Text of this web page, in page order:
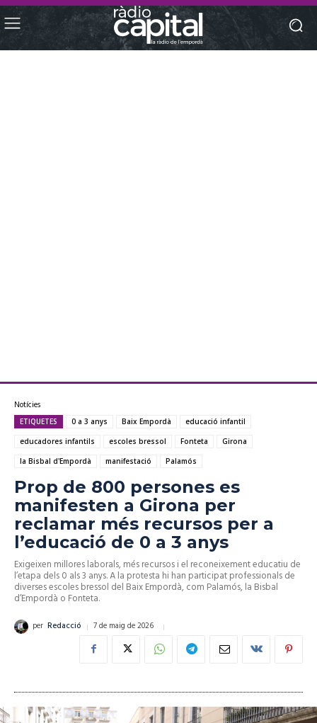
Notícies
ETIQUETES 0 a 3 anys Baix Empordà
educació infantil
educadores infantils
escoles bressol Fonteta
Girona
la Bisbal d'Empordà
manifestació Palamós
Prop de 800 persones es
manifesten a Girona per
reclamar més recursos per a
l’educació de 0 a 3 anys
Exigeixen millores laborals, més recursos i el reconeixement educatiu de
l’etapa dels 0 als 3 anys. A la protesta hi han participat professionals de
diverses escoles bressol del Baix Empordà, com Palamós, la Bisbal
d’Empordà o Fonteta.
per Redacció 7 de maig de 2026